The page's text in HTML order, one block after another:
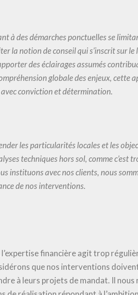
à des démarches ponctuelles se
la notion de conseil qui s’inscrit sur le
des éclairages assumés
globale des enjeux, cette
conviction et détermination.
les particularités locales et les
techniques hors sol, comme c’est
instituons avec nos clients, nous
de nos interventions.
financière agit trop
que nos interventions
à leurs projets de mandat. Il